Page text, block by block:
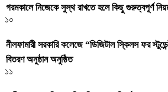
গরমকালে নিজেকে সুস্থ রাখতে হলে কিছু গুরুত্বপূর্ণ
১০
নীলফামারী সরকারি কলেজে “ডিজিটাল স্কিলস ফর
বিতরণ অনুষ্ঠান অনুষ্ঠিত
১১